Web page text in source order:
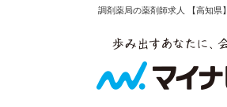
調剤薬局の薬剤師求人 【高知県